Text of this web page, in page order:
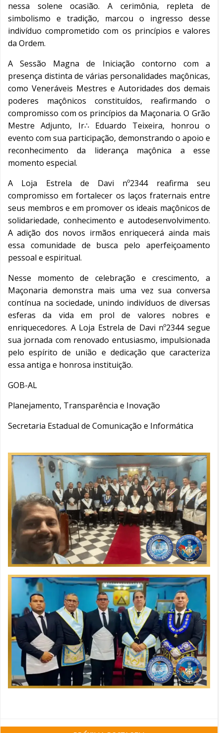
nessa solene ocasião. A cerimônia, repleta de
simbolismo e tradição, marcou o ingresso desse
indivíduo comprometido com os princípios e valores
da Ordem.
A Sessão Magna de Iniciação contorno com a
presença distinta de várias personalidades maçônicas,
como Veneráveis Mestres e Autoridades dos demais
poderes maçônicos constituídos, reafirmando o
compromisso com os princípios da Maçonaria. O Grão
Mestre Adjunto, Ir∴ Eduardo Teixeira, honrou o
evento com sua participação, demonstrando o apoio e
reconhecimento da liderança maçônica a esse
momento especial.
A Loja Estrela de Davi nº2344 reafirma seu
compromisso em fortalecer os laços fraternais entre
seus membros e em promover os ideais maçônicos de
solidariedade, conhecimento e autodesenvolvimento.
A adição dos novos irmãos enriquecerá ainda mais
essa comunidade de busca pelo aperfeiçoamento
pessoal e espiritual.
Nesse momento de celebração e crescimento, a
Maçonaria demonstra mais uma vez sua conversa
contínua na sociedade, unindo indivíduos de diversas
esferas da vida em prol de valores nobres e
enriquecedores. A Loja Estrela de Davi nº2344 segue
sua jornada com renovado entusiasmo, impulsionada
pelo espírito de união e dedicação que caracteriza
essa antiga e honrosa instituição.
GOB-AL
Planejamento, Transparência e Inovação
Secretaria Estadual de Comunicação e Informática